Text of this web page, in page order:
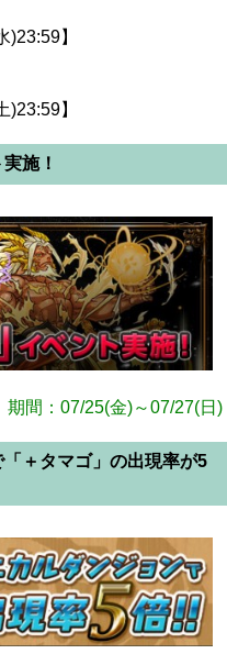
)23:59】
)23:59】
施！
期間：07/25(金)～07/27(日)
＋タマゴ」の出現率が5